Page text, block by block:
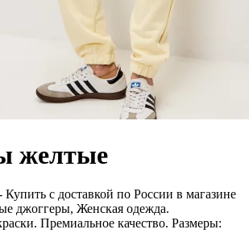
желтые
с доставкой по России в магазине
джоггеры, Женская одежда.
Премиальное качество. Размеры: